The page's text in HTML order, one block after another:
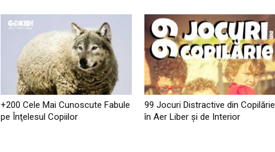
+200 Cele Mai Cunoscute Fabule
pe Înţelesul Copiilor
99 Jocuri Distractive din Copilărie
în Aer Liber şi de Interior